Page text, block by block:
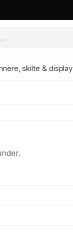
skilte & display